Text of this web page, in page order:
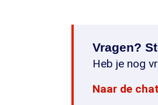
Vragen?
Heb je nog
Naar de chat